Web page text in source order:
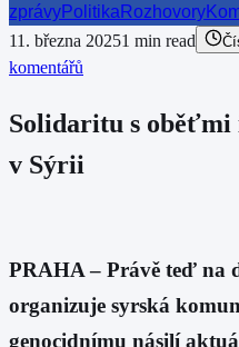
zprávyPolitika Rozhovory
11. března 20251 min read
komentářů
Solidaritu s
v Sýrii
PRAHA – Právě teď na
organizuje syrská
genocidnímu násilí